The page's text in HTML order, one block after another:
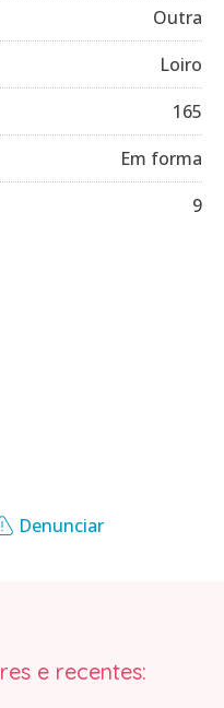
Denunciar
Outra
Loiro
165
Em forma
9
e recentes: